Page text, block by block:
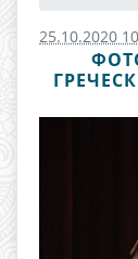
25.10.2020